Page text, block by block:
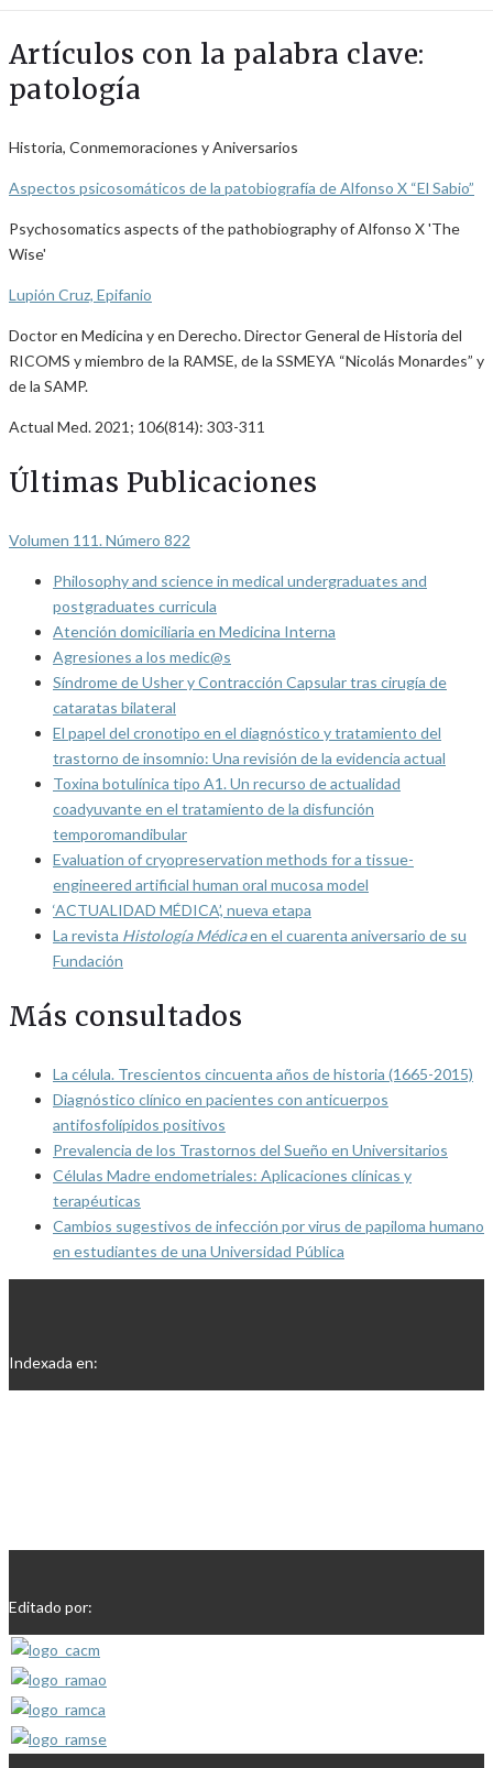
Artículos con la palabra clave:
patología
Historia, Conmemoraciones y Aniversarios
Aspectos psicosomáticos de la patobiografía de Alfonso X “El Sabio”
Psychosomatics aspects of the pathobiography of Alfonso X 'The
Wise'
Lupión Cruz, Epifanio
Doctor en Medicina y en Derecho. Director General de Historia del
RICOMS y miembro de la RAMSE, de la SSMEYA “Nicolás Monardes” y
de la SAMP.
Actual Med. 2021; 106(814): 303-311
Últimas Publicaciones
Volumen 111. Número 822
Philosophy and science in medical undergraduates and
postgraduates curricula
Atención domiciliaria en Medicina Interna
Agresiones a los medic@s
Síndrome de Usher y Contracción Capsular tras cirugía de
cataratas bilateral
El papel del cronotipo en el diagnóstico y tratamiento del
trastorno de insomnio: Una revisión de la evidencia actual
Toxina botulínica tipo A1. Un recurso de actualidad
coadyuvante en el tratamiento de la disfunción
temporomandibular
Evaluation of cryopreservation methods for a tissue-
engineered artificial human oral mucosa model
‘ACTUALIDAD MÉDICA’, nueva etapa
La revista Histología Médicaen el cuarenta aniversario de su
Fundación
Más consultados
La célula. Trescientos cincuenta años de historia (1665-2015)
Diagnóstico clínico en pacientes con anticuerpos
antifosfolípidos positivos
Prevalencia de los Trastornos del Sueño en Universitarios
Células Madre endometriales: Aplicaciones clínicas y
terapéuticas
Cambios sugestivos de infección por virus de papiloma humano
en estudiantes de una Universidad Pública
Indexada en:
Editado por: